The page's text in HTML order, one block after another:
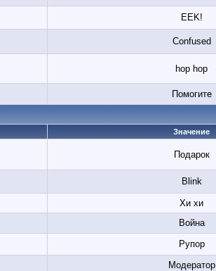
EEK!
Confused
hop hop
Помогите
Значение
Подарок
Blink
Хи хи
Война
Рупор
Модератор